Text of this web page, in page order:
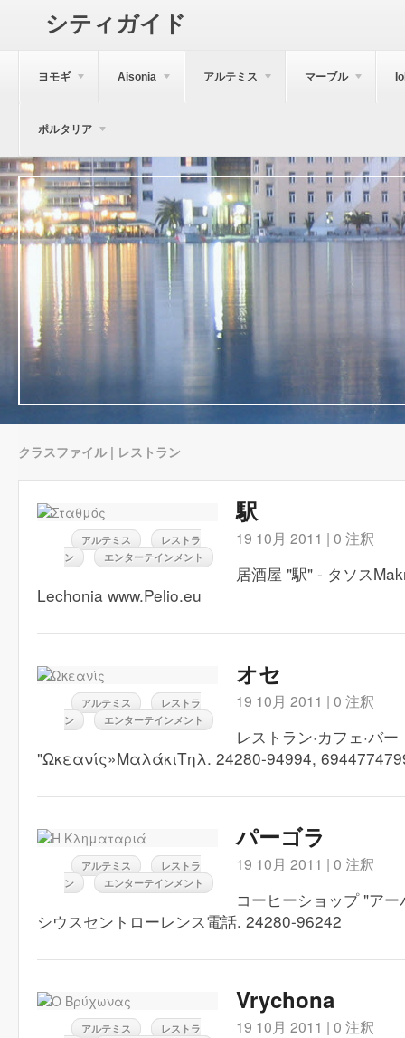
シティガイド
ヨモギ Aisonia アルテミス マーブル
ポルタリア
クラスファイル | レストラン
アルテミス
レストラ
ン
エンターテインメント
駅
19 10月 2011 | 0 注釈
居酒屋 "駅" - タソス
Lechonia www.Pelio.eu
アルテミス
レストラ
ン
エンターテインメント
オセ
19 10月 2011 | 0 注釈
レストラン·カフェ·バー
"Ωκεανίς»ΜαλάκιΤηλ. 24280-94994,
アルテミス
レストラ
ン
エンターテインメント
パーゴラ
19 10月 2011 | 0 注釈
コー​​ヒーショップ "ア
シウスセントローレンス電話. 24280-96242
アルテミス
レストラ
Vrychona
19 10月 2011 | 0 注釈